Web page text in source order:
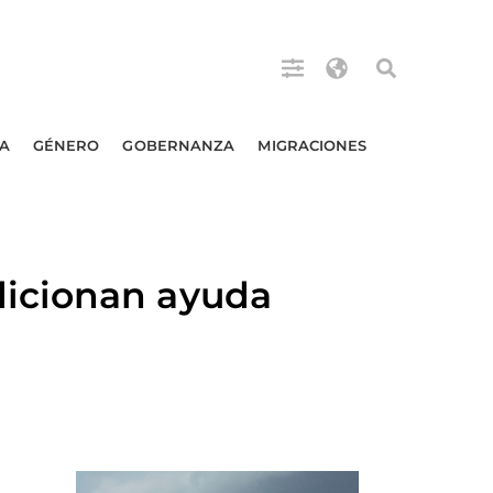
GÉNERO GOBERNANZA MIGRACIONES
ayuda